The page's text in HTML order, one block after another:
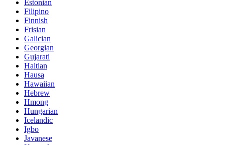
Estonian
Filipino
Finnish
Frisian
Galician
Georgian
Gujarati
Haitian
Hausa
Hawaiian
Hebrew
Hmong
Hungarian
Icelandic
Igbo
Javanese